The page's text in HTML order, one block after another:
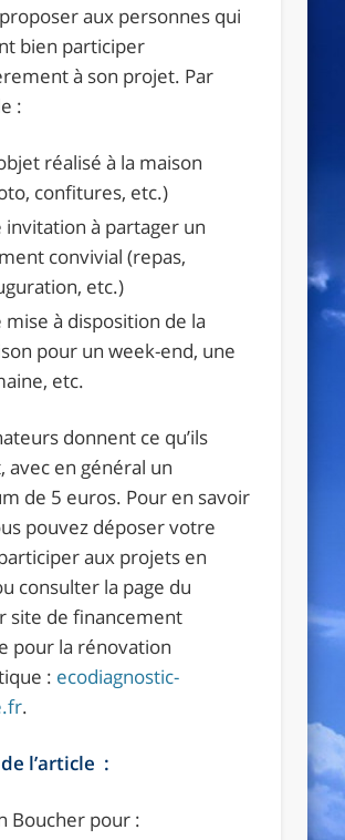
proposer aux personnes qui
bien participer
à son projet. Par
:
réalisé à la maison
confitures, etc.)
invitation à partager un
convivial (repas,
etc.)
mise à disposition de la
pour un week-end, une
etc.
donnent ce qu’ils
avec en général un
de 5 euros. Pour en savoir
pouvez déposer votre
aux projets en
consulter la page du
site de financement
pour la rénovation
: ecodiagnostic-
.
l’article :
Boucher pour :